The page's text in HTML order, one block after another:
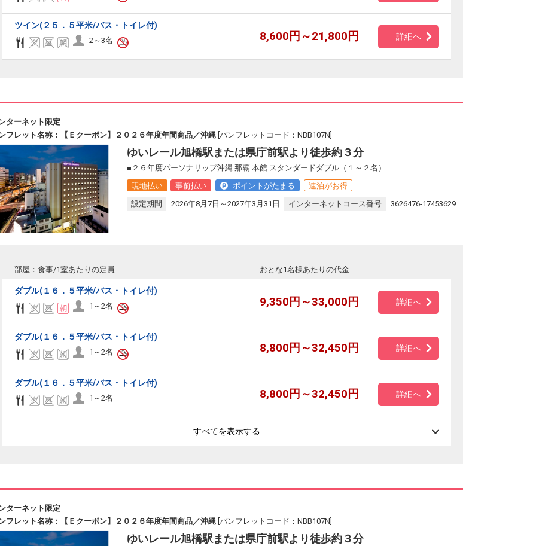
ツイン(２５．５平米/バス・トイレ付)
2～3名 8,600円～21,800円 詳細へ
ターネット限定
フレット名称：【Ｅクーポン】２０２６年度年間商品／沖縄 [パンフレットコード：NBB107N]
ゆいレール旭橋駅または県庁前駅より徒歩約３分
■２６年度パーソナリップ沖縄 那覇 本館 スタンダードダブル（１～２名）
現地払い
事前払い ポイントがたまる
連泊がお得
設定期間
2026年8月7日～2027年3月31日 インターネットコース番号 3626476-17453629
部屋：食事/1室あたりの定員 おとな1名様あたりの代金
ダブル(１６．５平米/バス・トイレ付)
1～2名 9,350円～33,000円 詳細へ
ダブル(１６．５平米/バス・トイレ付)
1～2名 8,800円～32,450円 詳細へ
ダブル(１６．５平米/バス・トイレ付)
1～2名 8,800円～32,450円 詳細へ
すべてを表示する
ターネット限定
フレット名称：【Ｅクーポン】２０２６年度年間商品／沖縄 [パンフレットコード：NBB107N]
ゆいレール旭橋駅または県庁前駅より徒歩約３分